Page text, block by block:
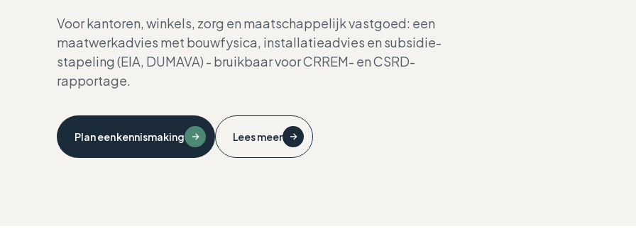
Voor kantoren, winkels, zorg en maatschappelijk vastgoed: een
maatwerkadvies met bouwfysica, installatieadvies en subsidie-
stapeling (EIA, DUMAVA) - bruikbaar voor CRREM- en CSRD-
rapportage.
Plan een kennismaking Lees meer